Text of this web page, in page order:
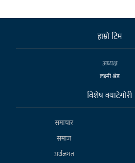
हाम्राे टिम
अध्यक्ष
लक्ष्मी श्रेष्ठ
विशेष क्याटेगाेरी
समाचार
समाज
अर्थजगत